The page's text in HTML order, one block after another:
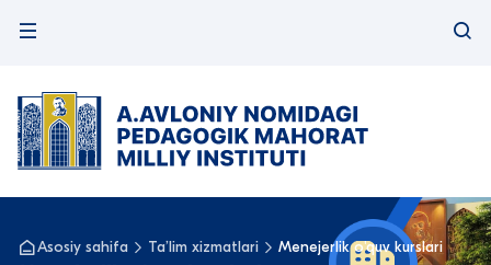
Asosiy sahifa Taʼlim xizmatlari Menejerlik o'quv kurslari